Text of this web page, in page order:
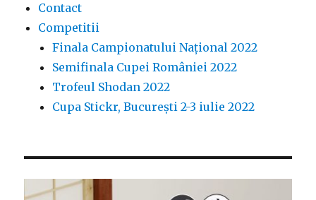
Contact
Competitii
Finala Campionatului Național 2022
Semifinala Cupei României 2022
Trofeul Shodan 2022
Cupa Stickr, București 2-3 iulie 2022